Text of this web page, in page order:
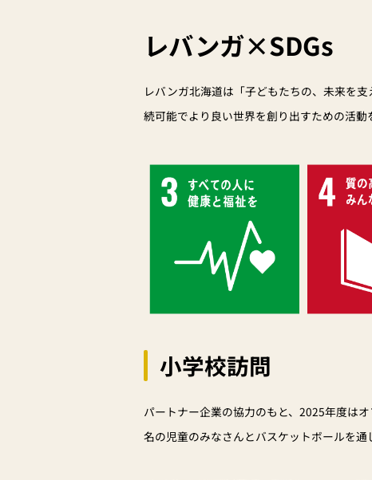
レバンガ×SDGs
レバンガ北海道は「子どもたちの、未来を
続可能でより良い世界を創り出すための活
小学校訪問
パートナー企業の協力のもと、2025年度は
名の児童のみなさんとバスケットボールを通